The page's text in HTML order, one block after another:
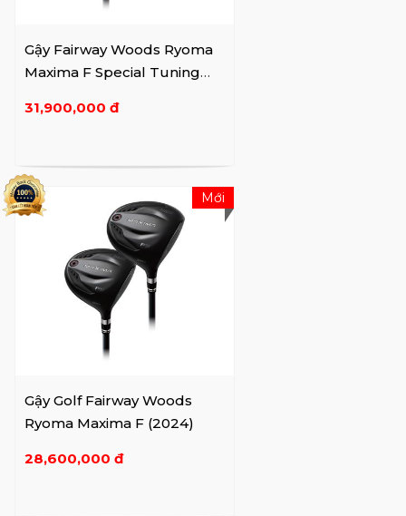
Gậy Fairway Woods Ryoma
Maxima F Special Tuning
31,900,000 đ
Gậy Golf Fairway Woods
Ryoma Maxima F (2024)
28,600,000 đ
Mới